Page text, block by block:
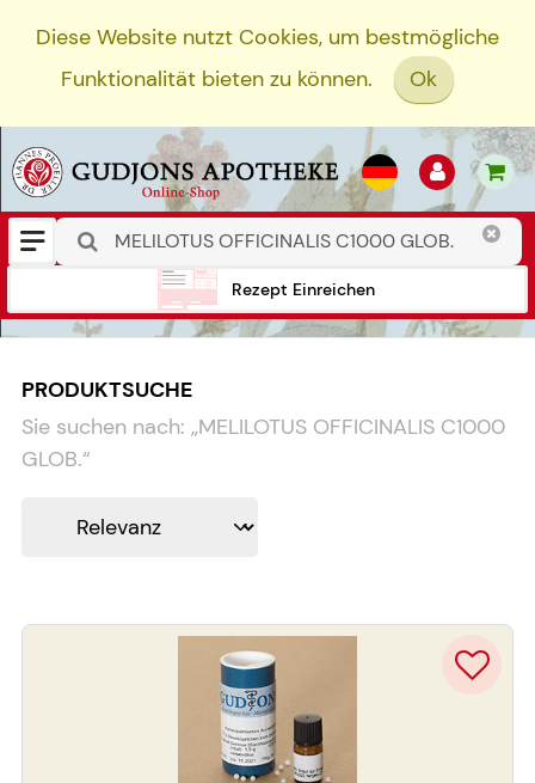
Diese Website nutzt Cookies, um bestmögliche
Funktionalität bieten zu können.
Ok
Rezept Einreichen
PRODUKTSUCHE
Sie suchen nach: „MELILOTUS OFFICINALIS C1000
GLOB.“